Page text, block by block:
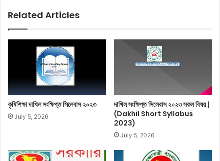
Related Articles
কৃষিশিক্ষা দাখিল সংক্ষিপ্ত সিলেবাস ২০২৩
July 5, 2026
দাখিল সংক্ষিপ্ত সিলেবাস ২০২৩ সকল বিষয় |
(Dakhil Short Syllabus
2023)
July 5, 2026